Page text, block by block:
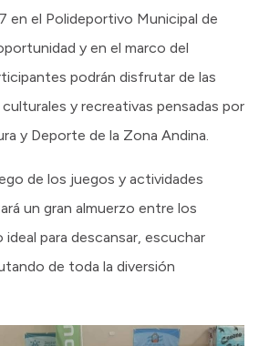
en el Polideportivo Municipal de
y en el marco del
podrán disfrutar de las
y recreativas pensadas por
y Deporte de la Zona Andina.
de los juegos y actividades
un gran almuerzo entre los
para descansar, escuchar
de toda la diversión